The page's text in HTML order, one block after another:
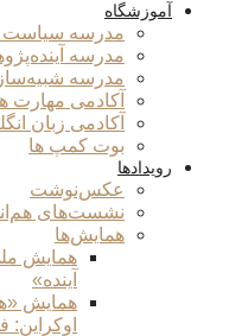
آموزشگاه
مدرسه سیاست
مدرسه
مدرسه
آکادمی مهارت
آکادمی زبان
بوت کمپ ها
رویدادها
عکس‌نوشت
نشست‌های
همایش‌ها
همایش
آینده»
همایش